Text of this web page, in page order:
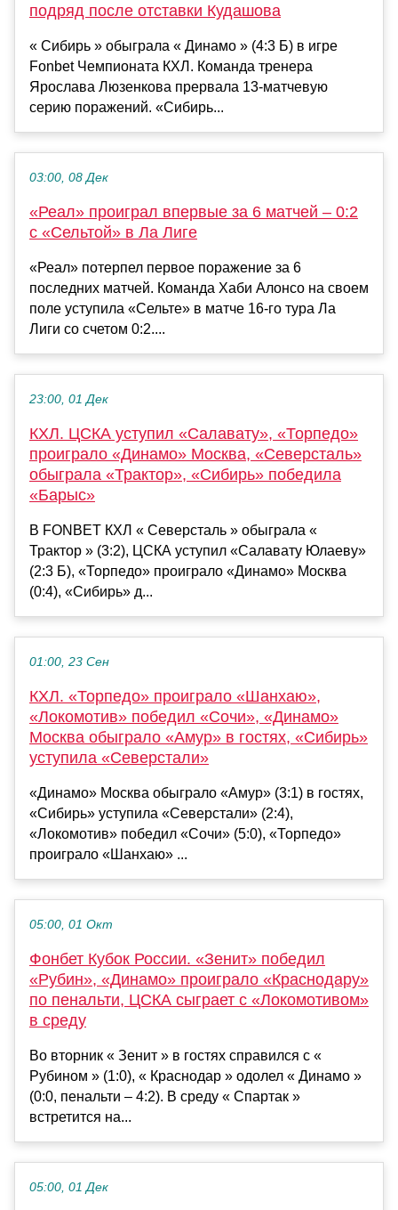
подряд после отставки Кудашова
« Сибирь » обыграла « Динамо » (4:3 Б) в игре
Fonbet Чемпионата КХЛ. Команда тренера
Ярослава Люзенкова прервала 13-матчевую
серию поражений. «Сибирь...
03:00, 08 Дек
«Реал» проиграл впервые за 6 матчей – 0:2
с «Сельтой» в Ла Лиге
«Реал» потерпел первое поражение за 6
последних матчей. Команда Хаби Алонсо на своем
поле уступила «Сельте» в матче 16-го тура Ла
Лиги со счетом 0:2....
23:00, 01 Дек
КХЛ. ЦСКА уступил «Салавату», «Торпедо»
проиграло «Динамо» Москва, «Северсталь»
обыграла «Трактор», «Сибирь» победила
«Барыс»
В FONBET КХЛ « Северсталь » обыграла «
Трактор » (3:2), ЦСКА уступил «Салавату Юлаеву»
(2:3 Б), «Торпедо» проиграло «Динамо» Москва
(0:4), «Сибирь» д...
01:00, 23 Сен
КХЛ. «Торпедо» проиграло «Шанхаю»,
«Локомотив» победил «Сочи», «Динамо»
Москва обыграло «Амур» в гостях, «Сибирь»
уступила «Северстали»
«Динамо» Москва обыграло «Амур» (3:1) в гостях,
«Сибирь» уступила «Северстали» (2:4),
«Локомотив» победил «Сочи» (5:0), «Торпедо»
проиграло «Шанхаю» ...
05:00, 01 Окт
Фонбет Кубок России. «Зенит» победил
«Рубин», «Динамо» проиграло «Краснодару»
по пенальти, ЦСКА сыграет с «Локомотивом»
в среду
Во вторник « Зенит » в гостях справился с «
Рубином » (1:0), « Краснодар » одолел « Динамо »
(0:0, пенальти – 4:2). В среду « Спартак »
встретится на...
05:00, 01 Дек